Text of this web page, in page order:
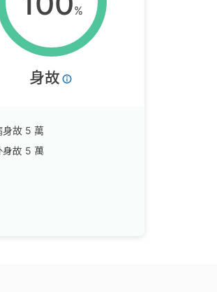
%
身故
身故 5 萬
身故 5 萬